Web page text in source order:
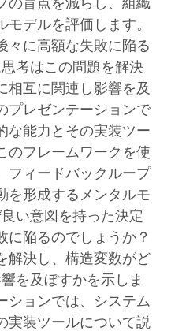
デルを評価します。
々に高額な失敗に陥る
考はこの問題を解決
相互に関連し影響を及
プレゼンテーションで
な能力とその実装ツー
のフレームワークを使
フィードバックループ
を形成するメンタルモ
い意図を持った決定
に陥るのでしょうか？
解決し、構造変数がど
を及ぼすかを示しま
ションでは、システム
実装ツールについて説